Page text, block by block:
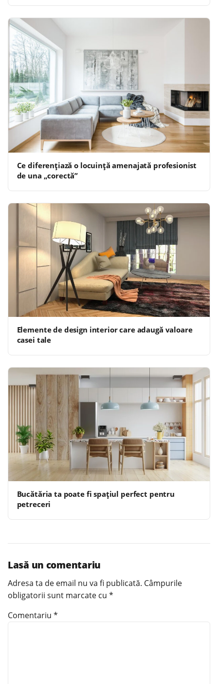
Ce diferențiază o locuință amenajată profesionist
de una „corectă”
Elemente de design interior care adaugă valoare
casei tale
Bucătăria ta poate fi spațiul perfect pentru
petreceri
Lasă un comentariu
Adresa ta de email nu va fi publicată. Câmpurile
obligatorii sunt marcate cu *
Comentariu *